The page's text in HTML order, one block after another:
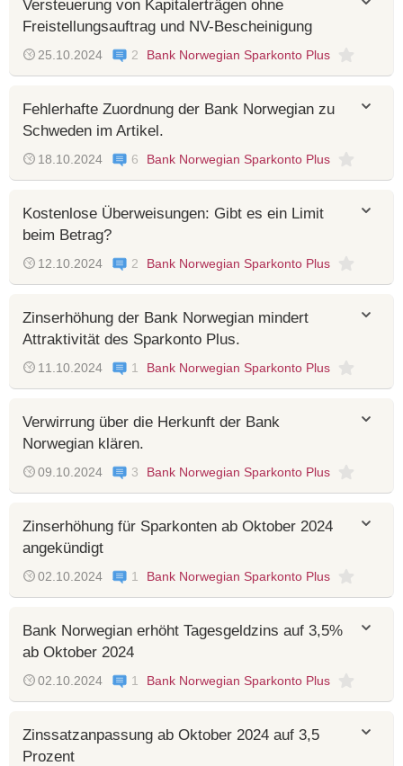
Versteuerung von Kapitalerträgen ohne
Freistellungsauftrag und NV-Bescheinigung
25.10.2024 2 Bank Norwegian Sparkonto Plus
Fehlerhafte Zuordnung der Bank Norwegian zu
Schweden im Artikel.
18.10.2024 6 Bank Norwegian Sparkonto Plus
Kostenlose Überweisungen: Gibt es ein Limit
beim Betrag?
12.10.2024 2 Bank Norwegian Sparkonto Plus
Zinserhöhung der Bank Norwegian mindert
Attraktivität des Sparkonto Plus.
11.10.2024 1 Bank Norwegian Sparkonto Plus
Verwirrung über die Herkunft der Bank
Norwegian klären.
09.10.2024 3 Bank Norwegian Sparkonto Plus
Zinserhöhung für Sparkonten ab Oktober 2024
angekündigt
02.10.2024 1 Bank Norwegian Sparkonto Plus
Bank Norwegian erhöht Tagesgeldzins auf 3,5%
ab Oktober 2024
02.10.2024 1 Bank Norwegian Sparkonto Plus
Zinssatzanpassung ab Oktober 2024 auf 3,5
Prozent